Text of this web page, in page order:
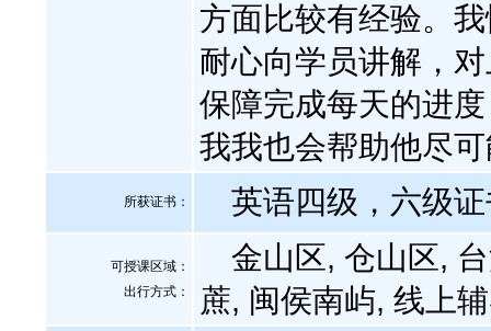
方面比较有经验。
耐心向学员讲解，
保障完成每天的进
我我也会帮助他尽
所获证书 ： 英语四级，六级证
可授课区域：
出行方式：
金山区, 仓山区,
蔗, 闽侯南屿, 线上